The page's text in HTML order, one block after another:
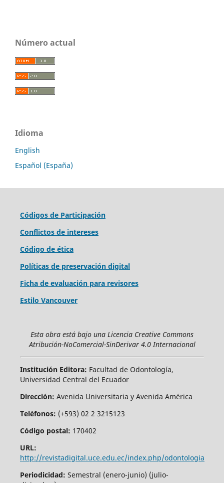
Número actual
Idioma
English
Español (España)
Códigos de Participación
Conflictos de intereses
Código de ética
Políticas de preservación digital
Ficha de evaluación para revisores
Estilo Vancouver
Esta obra está bajo una Licencia Creative Commons
Atribución-NoComercial-SinDerivar 4.0 Internacional
Institución Editora: Facultad de Odontología,
Universidad Central del Ecuador
Dirección: Avenida Universitaria y Avenida América
Teléfonos: (+593) 02 2 3215123
Código postal: 170402
URL:
http://revistadigital.uce.edu.ec/index.php/odontologia
Periodicidad: Semestral (enero-junio) (julio-